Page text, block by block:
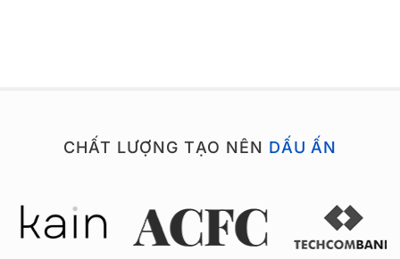
CHẤT LƯỢNG TẠO NÊN DẤU ẤN